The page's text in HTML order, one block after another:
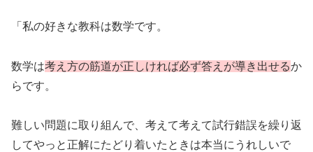
「私の好きな教科は数学です。
数学は考え方の筋道が正しければ必ず答えが導き出せるか
らです。
難しい問題に取り組んで、考えて考えて試行錯誤を繰り返
してやっと正解にたどり着いたときは本当にうれしいで